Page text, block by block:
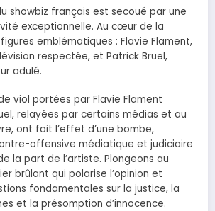
showbiz français est secoué par une
exceptionnelle. Au cœur de la
emblématiques : Flavie Flament,
respectée, et Patrick Bruel,
adulé.
viol portées par Flavie Flament
relayées par certains médias et au
ont fait l’effet d’une bombe,
offensive médiatique et judiciaire
la part de l’artiste. Plongeons au
brûlant qui polarise l’opinion et
fondamentales sur la justice, la
et la présomption d’innocence.